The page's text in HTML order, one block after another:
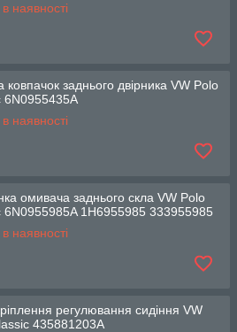
наявності
ковпачок заднього двірника VW Polo
6N0955435A
наявності
омивача заднього скла VW Polo
6N0955985A 1H6955985 333955985
наявності
регулювання сидіння VW
435881203A